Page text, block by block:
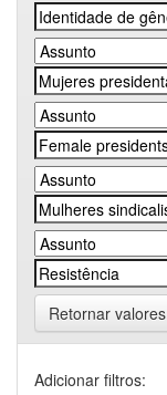
Retornar valores
Adicionar filtros: